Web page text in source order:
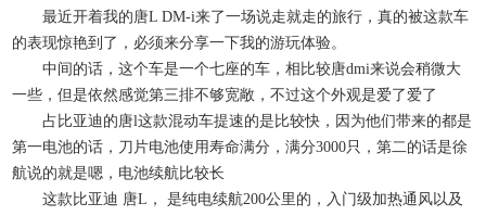
最近开着我的唐L DM-i来了一场说走就走的旅行，真的被这款车
的表现惊艳到了，必须来分享一下我的游玩体验。
中间的话，这个车是一个七座的车，相比较唐dmi来说会稍微大
一些，但是依然感觉第三排不够宽敞，不过这个外观是爱了爱了
占比亚迪的唐l这款混动车提速的是比较快，因为他们带来的都是
第一电池的话，刀片电池使用寿命满分，满分3000只，第二的话是徐
航说的就是嗯，电池续航比较长
这款比亚迪 唐L， 是纯电续航200公里的，入门级加热通风以及